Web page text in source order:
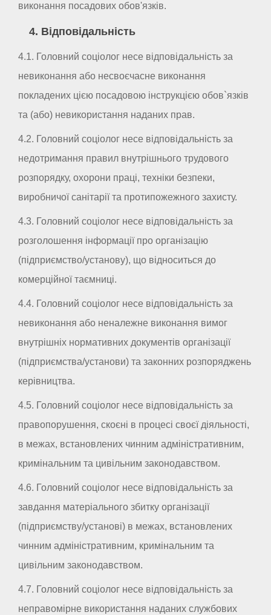
виконання посадових обов'язків.
4. Відповідальність
4.1. Головний соціолог несе відповідальність за
невиконання або несвоєчасне виконання
покладених цією посадовою інструкцією обов`язків
та (або) невикористання наданих прав.
4.2. Головний соціолог несе відповідальність за
недотримання правил внутрішнього трудового
розпорядку, охорони праці, техніки безпеки,
виробничої санітарії та протипожежного захисту.
4.3. Головний соціолог несе відповідальність за
розголошення інформації про організацію
(підприємство/установу), що відноситься до
комерційної таємниці.
4.4. Головний соціолог несе відповідальність за
невиконання або неналежне виконання вимог
внутрішніх нормативних документів організації
(підприємства/установи) та законних розпоряджень
керівництва.
4.5. Головний соціолог несе відповідальність за
правопорушення, скоєні в процесі своєї діяльності,
в межах, встановлених чинним адміністративним,
кримінальним та цивільним законодавством.
4.6. Головний соціолог несе відповідальність за
завдання матеріального збитку організації
(підприємству/установі) в межах, встановлених
чинним адміністративним, кримінальним та
цивільним законодавством.
4.7. Головний соціолог несе відповідальність за
неправомірне використання наданих службових